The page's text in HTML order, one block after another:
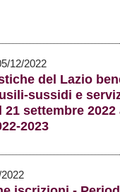
12/2022
del Lazio
sussidi e
settembre 2022
2023